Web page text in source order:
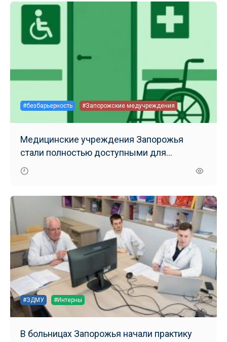
#безбарьерность #Запорожские медучреждения
Медицинские учреждения Запорожья
стали полностью доступными для
маломобильных групп населения
#ЗДМУ #Интерны
В больницах Запорожья начали практику